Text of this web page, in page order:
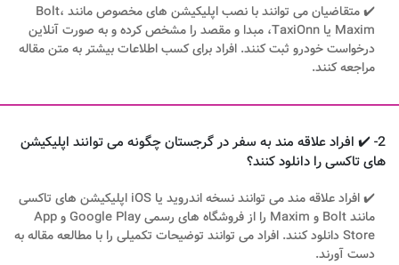
✔️ متقاضیان می توانند با نصب اپلیکیشن های مخصوص مانند Bolt،
Maxim یا TaxiOnn، مبدا و مقصد را مشخص کرده و به صورت آنلاین
درخواست خودرو ثبت کنند. افراد برای کسب اطلاعات بیشتر به متن مقاله
مراجعه کنند.
2- ✔️ افراد علاقه مند به سفر در گرجستان چگونه می توانند اپلیکیشن
های تاکسی را دانلود کنند؟
✔️ افراد علاقه مند می توانند نسخه اندروید یا iOS اپلیکیشن های تاکسی
مانند Bolt و Maxim را از فروشگاه های رسمی Google Play و App
Store دانلود کنند. افراد می توانند توضیحات تکمیلی را با مطالعه مقاله به
دست آورند.